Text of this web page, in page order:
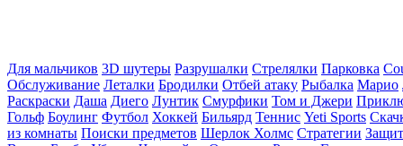
Для мальчиков 3D шутеры Разрушалки Стрелялки Парковка
Обслуживание Леталки Бродилки Отбей атаку Рыбалка Марио
Раскраски Даша Диего Лунтик Смурфики Том и Джери
Гольф Боулинг Футбол Хоккей Бильярд Теннис Yeti Sports
из комнаты Поиски предметов Шерлок Холмс Стратегии